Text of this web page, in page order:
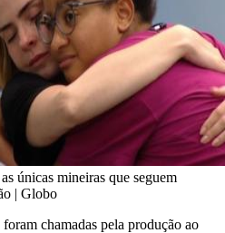
únicas mineiras que seguem
| Globo
foram chamadas pela produção ao